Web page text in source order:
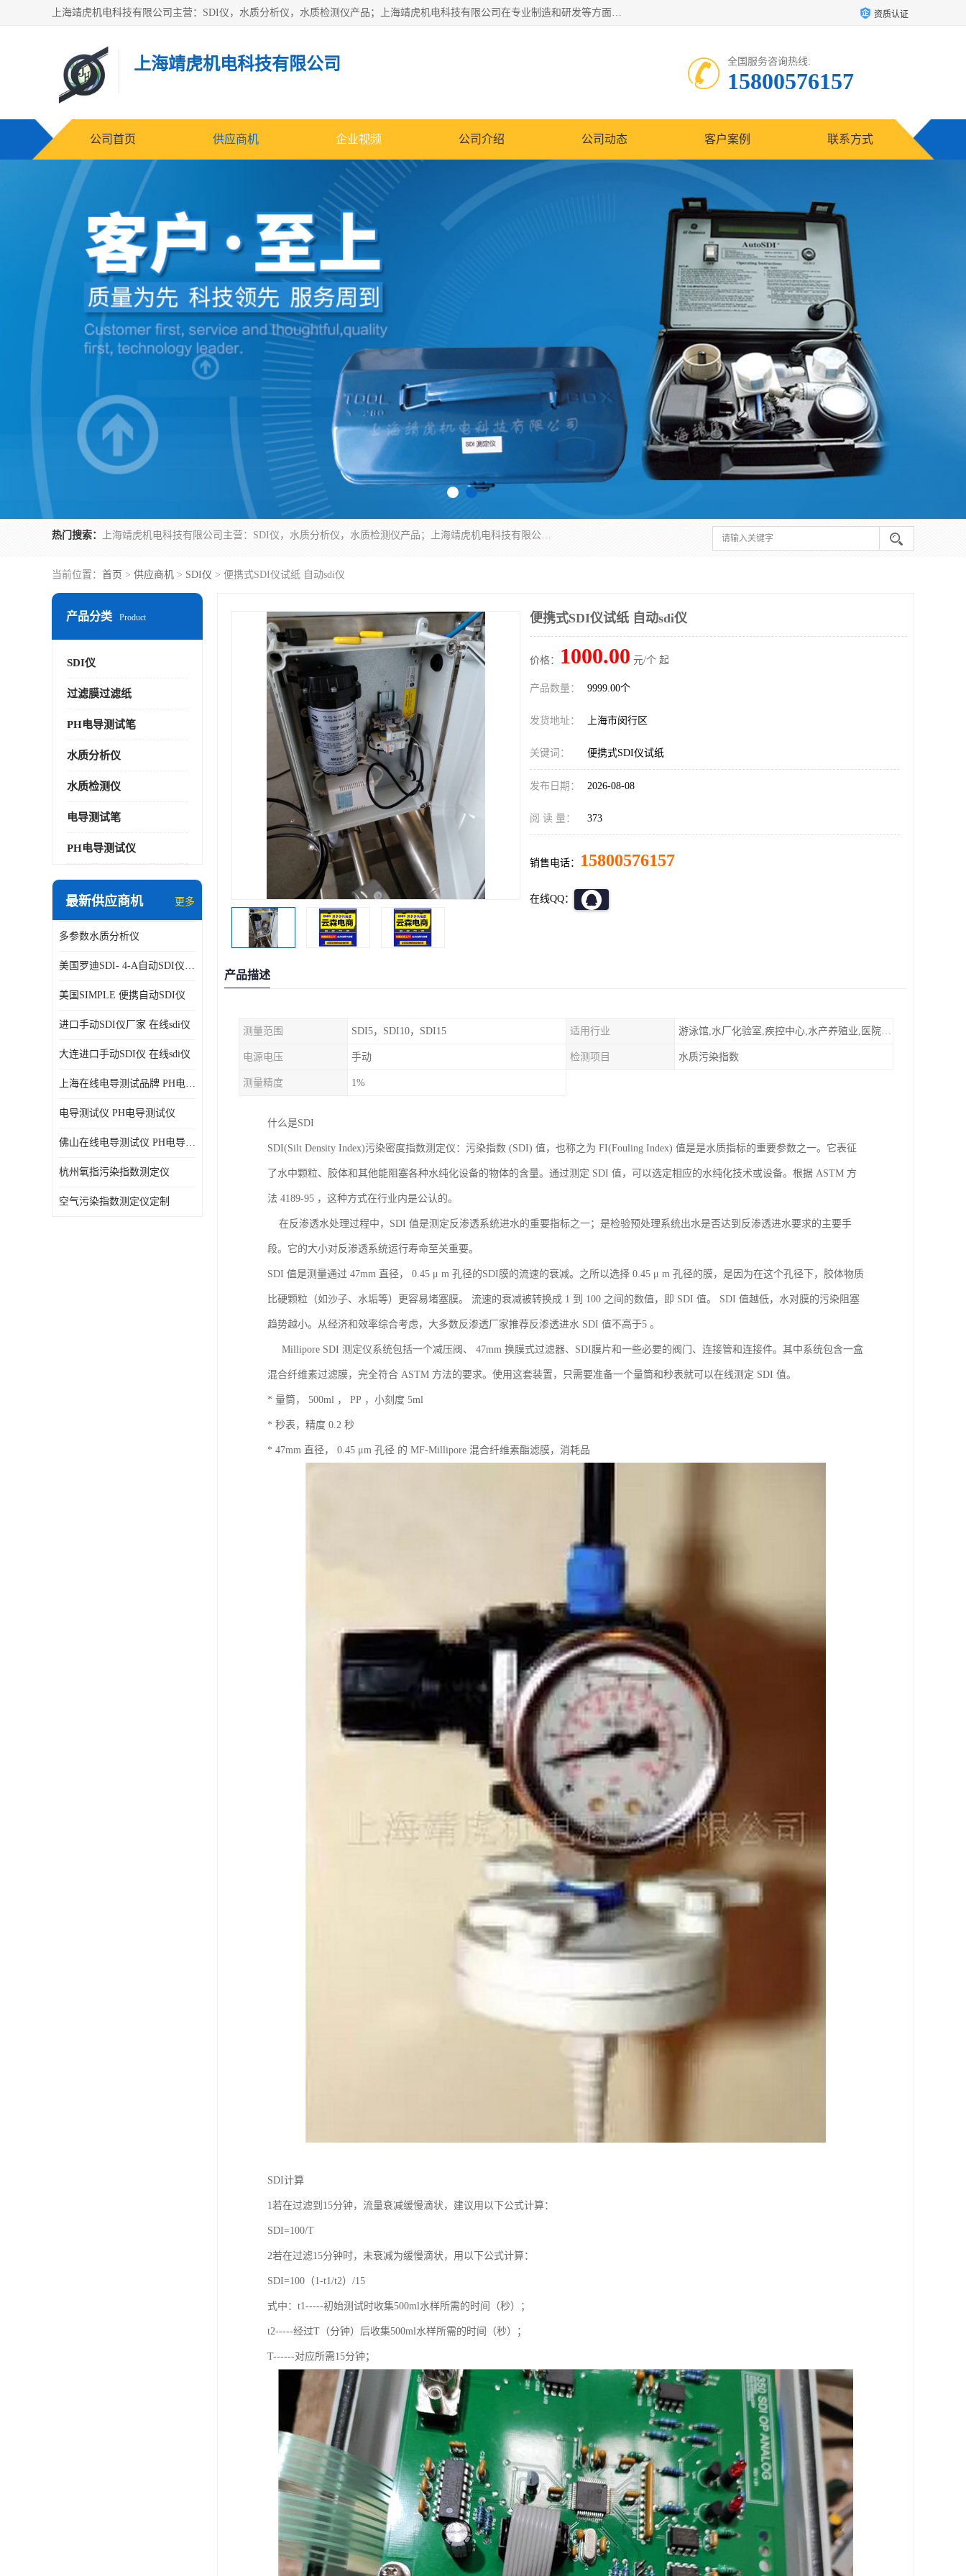
上海靖虎机电科技有限公司主营：SDI仪，水质分析仪，水质检测仪产品；上海靖虎机电科技有限公司在专业制造和研发等方面的强大的平台优势，利用自身在自动化仪表、自控系统及环保监测仪器的专长，以优良的技术，优越的产品质量和良好的服务质量与广大客户真诚合作。 资质认证
上海靖虎机电科技有限公司 全国服务咨询热线:
15800576157
公司首页 供应商机 企业视频 公司介绍 公司动态 客户案例 联系方式
热门搜索： 上海靖虎机电科技有限公司主营：SDI仪，水质分析仪，水质检测仪产品；上海靖虎机电科技有限公司在专业制造和研发等方面的强大的平台优势，利用自身在自动化仪表、自控系统及环保监测仪器的专长，以优良的技术，优越的产品质量和良好的服务质量与广大客户真诚合作。
当前位置： 首页 > 供应商机 > SDI仪 > 便携式SDI仪试纸 自动sdi仪
产品分类 Product
SDI仪
过滤膜过滤纸
PH电导测试笔
水质分析仪
水质检测仪
电导测试笔
PH电导测试仪
最新供应商机 更多
多参数水质分析仪
美国罗迪SDI- 4-A自动SDI仪在线分析仪污染指数仪
美国SIMPLE 便携自动SDI仪
进口手动SDI仪厂家 在线sdi仪
大连进口手动SDI仪 在线sdi仪
上海在线电导测试品牌 PH电导测试仪
电导测试仪 PH电导测试仪
佛山在线电导测试仪 PH电导测试仪
杭州氧指污染指数测定仪
空气污染指数测定仪定制
便携式SDI仪试纸 自动sdi仪
价格： 1000.00 元/个 起
产品数量： 9999.00个
发货地址： 上海市闵行区
关键词： 便携式SDI仪试纸
发布日期： 2026-08-08
阅 读 量： 373
销售电话： 15800576157
在线QQ：
产品描述
测量范围 SDI5，SDI10，SDI15 适用行业 游泳馆,水厂化验室,疾控中心,水产养殖业,医院,食品饮料，纯水制作，海水淡化
电源电压 手动 检测项目 水质污染指数
测量精度 1%
什么是SDI
SDI(Silt Density Index)污染密度指数测定仪：污染指数 (SDI) 值，也称之为 FI(Fouling Index) 值是是水质指标的重要参数之一。它表征
了水中颗粒、胶体和其他能阻塞各种水纯化设备的物体的含量。通过测定 SDI 值，可以选定相应的水纯化技术或设备。根据 ASTM 方
法 4189-95 ，这种方式在行业内是公认的。
在反渗透水处理过程中，SDI 值是测定反渗透系统进水的重要指标之一；是检验预处理系统出水是否达到反渗透进水要求的主要手
段。它的大小对反渗透系统运行寿命至关重要。
SDI 值是测量通过 47mm 直径， 0.45 μ m 孔径的SDI膜的流速的衰减。之所以选择 0.45 μ m 孔径的膜，是因为在这个孔径下，胶体物质
比硬颗粒（如沙子、水垢等）更容易堵塞膜。 流速的衰减被转换成 1 到 100 之间的数值，即 SDI 值。 SDI 值越低，水对膜的污染阻塞
趋势越小。从经济和效率综合考虑，大多数反渗透厂家推荐反渗透进水 SDI 值不高于5 。
Millipore SDI 测定仪系统包括一个减压阀、 47mm 换膜式过滤器、SDI膜片和一些必要的阀门、连接管和连接件。其中系统包含一盒
混合纤维素过滤膜，完全符合 ASTM 方法的要求。使用这套装置，只需要准备一个量筒和秒表就可以在线测定 SDI 值。
* 量筒， 500ml ， PP ，小刻度 5ml
* 秒表，精度 0.2 秒
* 47mm 直径， 0.45 μm 孔径 的 MF-Millipore 混合纤维素酯滤膜，消耗品
SDI计算
1若在过滤到15分钟，流量衰减缓慢滴状，建议用以下公式计算：
SDI=100/T
2若在过滤15分钟时，未衰减为缓慢滴状，用以下公式计算：
SDI=100（1-t1/t2）/15
式中：t1-----初始测试时收集500ml水样所需的时间（秒）；
t2-----经过T（分钟）后收集500ml水样所需的时间（秒）；
T------对应所需15分钟；